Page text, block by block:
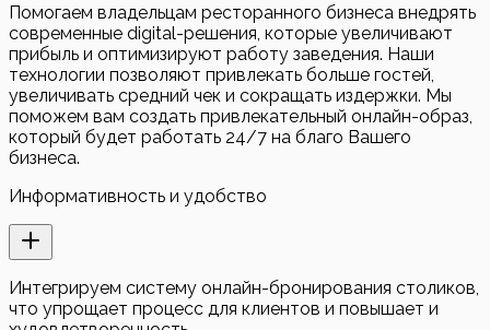
Помогаем владельцам ресторанного бизнеса внедрять
современные digital-решения, которые увеличивают
прибыль и оптимизируют работу заведения. Наши
технологии позволяют привлекать больше гостей,
увеличивать средний чек и сокращать издержки. Мы
поможем вам создать привлекательный онлайн-образ,
который будет работать 24/7 на благо Вашего
бизнеса.
Информативность и удобство
Интегрируем систему онлайн-бронирования столиков,
что упрощает процесс для клиентов и повышает и